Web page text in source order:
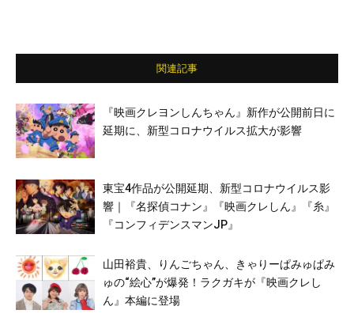
関連記事
『映画クレヨンしんちゃん』新作が公開前日に
延期に、新型コロナウイルス拡大が影響
東宝4作品が公開延期、新型コロナウイルス影
響｜『名探偵コナン』『映画クレしん』『糸』
『コンフィデンスマンJP』
山田裕貴、りんごちゃん、きゃりーぱみゅぱみ
ゅの“絵心”が爆発！ラクガキが『映画クレし
ん』本編に登場